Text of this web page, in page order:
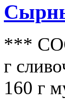
***
г
160 г